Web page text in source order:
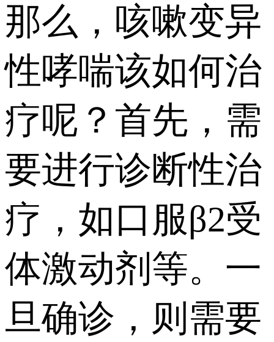
那么，咳嗽变异
性哮喘该如何治
疗呢？首先，需
要进行诊断性治
疗，如口服β2受
体激动剂等。一
旦确诊，则需要